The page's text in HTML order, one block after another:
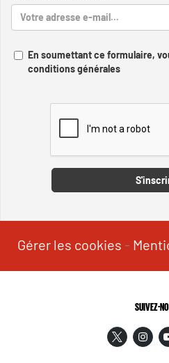
En soumettant ce formulaire,
conditions générales
Gérer les cookies -
SUIVEZ-